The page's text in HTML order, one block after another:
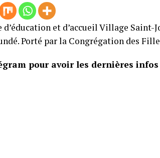
et d’accueil Village Saint-
Porté par la Congrégation des
pour avoir les dernières infos